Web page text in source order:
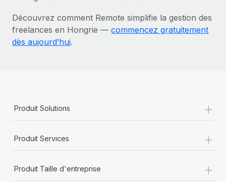
Découvrez comment Remote simplifie la gestion des
freelances en Hongrie — commencez gratuitement
dès aujourd’hui.
Produit Solutions +
Produit Services +
Produit Taille d'entreprise +